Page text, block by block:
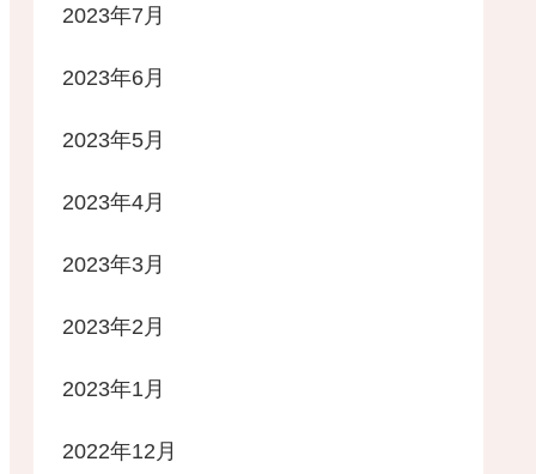
2023年7月
2023年6月
2023年5月
2023年4月
2023年3月
2023年2月
2023年1月
2022年12月